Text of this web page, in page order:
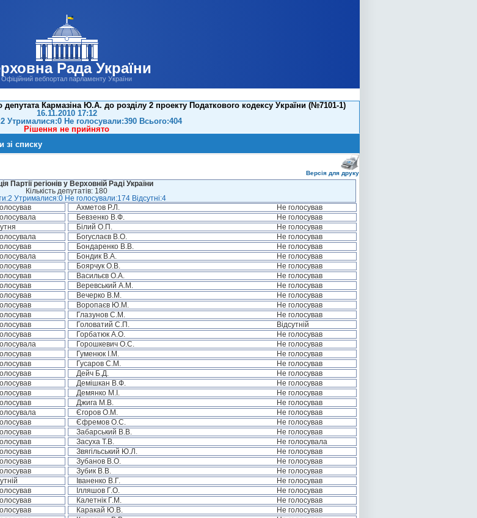
Рада України
Офіційний вебпортал парламенту України
Кармазіна Ю.А. до розділу 2 проекту Податкового кодексу України (№7101-1)
16.11.2010 17:12
Утрималися:0 Не голосували:390 Всього:404
Рішення не прийнято
зі списку
Версія для друку
Партії регіонів у Верховній Раді України
Кількість депутатів: 180
Утрималися:0 Не голосували:174 Відсутні:4
Ахметов Р.Л.
Не голосував
Бевзенко В.Ф.
Не голосував
Білий О.П.
Не голосував
Богуслаєв В.О.
Не голосував
Бондаренко В.В.
Не голосував
Бондик В.А.
Не голосував
Боярчук О.В.
Не голосував
Васильєв О.А.
Не голосував
Веревський А.М.
Не голосував
Вечерко В.М.
Не голосував
Воропаєв Ю.М.
Не голосував
Глазунов С.М.
Не голосував
Головатий С.П.
Відсутній
Горбатюк А.О.
Не голосував
Горошкевич О.С.
Не голосував
Гуменюк І.М.
Не голосував
Гусаров С.М.
Не голосував
Дейч Б.Д.
Не голосував
Демішкан В.Ф.
Не голосував
Демянко М.І.
Не голосував
Джига М.В.
Не голосував
Єгоров О.М.
Не голосував
Єфремов О.С.
Не голосував
Забарський В.В.
Не голосував
Засуха Т.В.
Не голосувала
Звягільський Ю.Л.
Не голосував
Зубанов В.О.
Не голосував
Зубик В.В.
Не голосував
Іваненко В.Г.
Не голосував
Ілляшов Г.О.
Не голосував
Калетнік Г.М.
Не голосував
Каракай Ю.В.
Не голосував